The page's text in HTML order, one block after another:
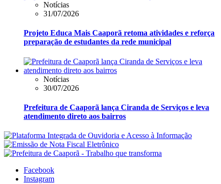
Notícias
31/07/2026
Projeto Educa Mais Caaporã retoma atividades e reforça
preparação de estudantes da rede municipal
Notícias
30/07/2026
Prefeitura de Caaporã lança Ciranda de Serviços e leva
atendimento direto aos bairros
Facebook
Instagram